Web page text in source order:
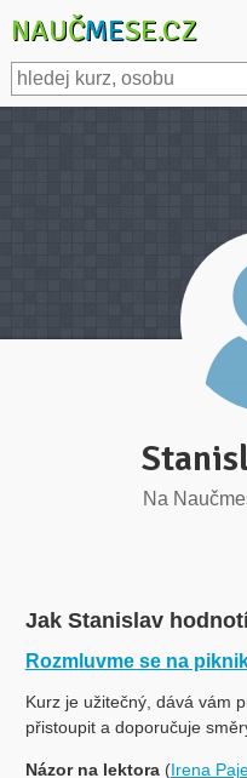
NAUČMESE.CZ
Na
Jak Stanislav
Rozmluvme se na
Kurz je užitečný, dává vám
přistoupit a doporučuje
Názor na lektora(Irena